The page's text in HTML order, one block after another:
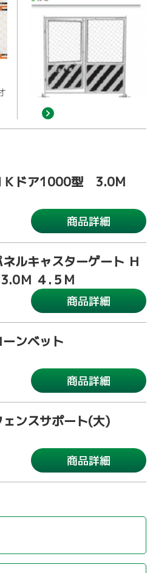
Ｋドア1000型 3.0M
商品詳細
ネルキャスターゲート Ｈ
Ｍ ４.５M
商品詳細
ーンベット
商品詳細
ェンスサポート(大)
商品詳細